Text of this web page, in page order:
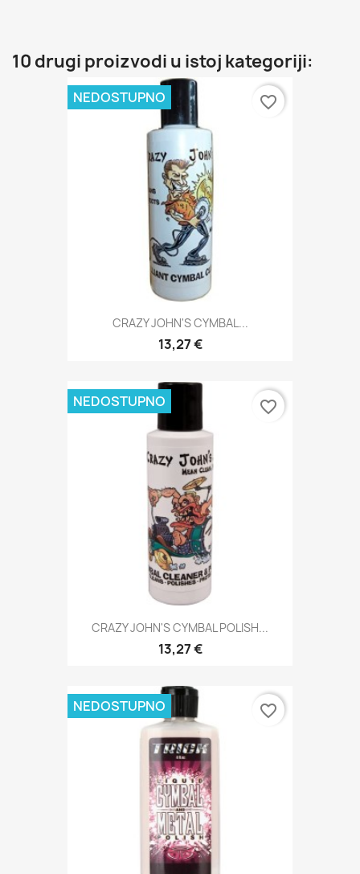
10 drugi proizvodi u istoj kategoriji:
CRAZY JOHN'S CYMBAL...
13,27 €
NEDOSTUPNO favorite_border
CRAZY JOHN'S CYMBAL POLISH...
13,27 €
NEDOSTUPNO favorite_border
NEDOSTUPNO favorite_border